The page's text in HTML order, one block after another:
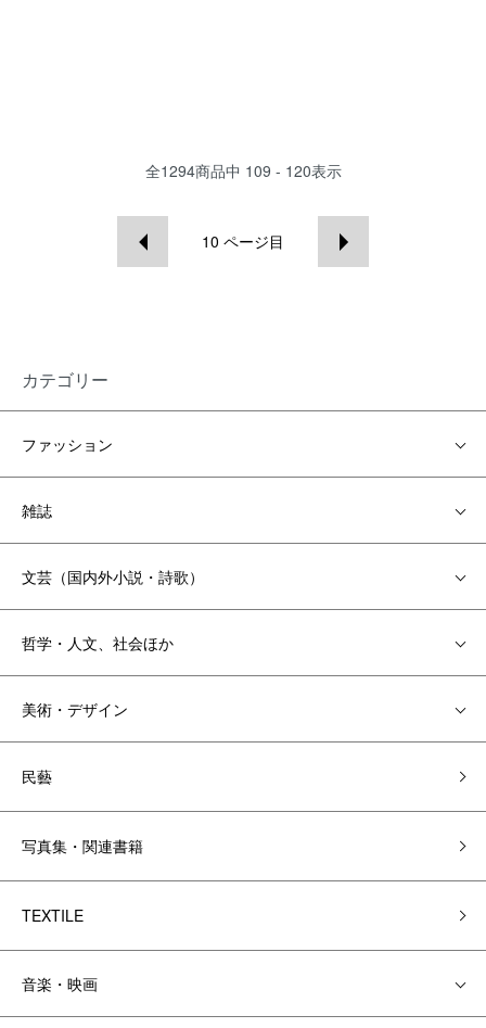
全1294商品中 109 - 120表示
10 ページ目
カテゴリー
ファッション
雑誌
文芸（国内外小説・詩歌）
哲学・人文、社会ほか
美術・デザイン
民藝
写真集・関連書籍
TEXTILE
音楽・映画